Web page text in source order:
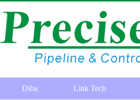
Diba Link Tech